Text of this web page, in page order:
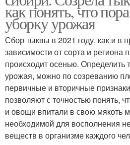
как понять, что
уборку урожая
Сбор тыквы в 2021 году, как и в
зависимости от сорта и региона
происходит осенью. Определить
урожая, можно по созреванию
первичные и вторичные
позволяют с точностью понять,
и овощи впитали в свою мякоть
необходимой для восполнения
веществ в организме каждого